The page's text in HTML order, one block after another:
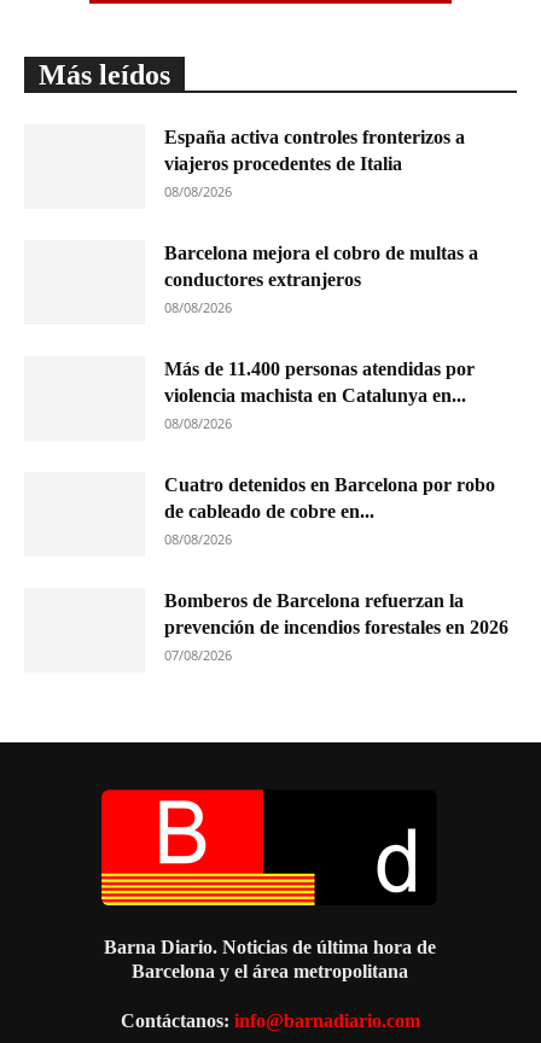
Más leídos
España activa controles fronterizos a
viajeros procedentes de Italia
08/08/2026
Barcelona mejora el cobro de multas a
conductores extranjeros
08/08/2026
Más de 11.400 personas atendidas por
violencia machista en Catalunya en...
08/08/2026
Cuatro detenidos en Barcelona por robo
de cableado de cobre en...
08/08/2026
Bomberos de Barcelona refuerzan la
prevención de incendios forestales en 2026
07/08/2026
Barna Diario. Noticias de última hora de
Barcelona y el área metropolitana
Contáctanos: info@barnadiario.com